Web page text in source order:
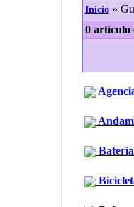
Inicio»
0 artículo